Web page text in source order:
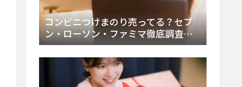
コンビニつけまのり売ってる？セブ
ン・ローソン・ファミマ徹底調査！
ドンキや薬局、Amazon楽天で買う方
法まとめ